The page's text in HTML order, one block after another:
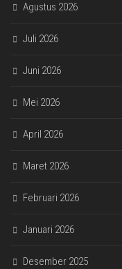
Agustus 2026
Juli 2026
Juni 2026
Mei 2026
April 2026
Maret 2026
Februari 2026
Januari 2026
Desember 2025